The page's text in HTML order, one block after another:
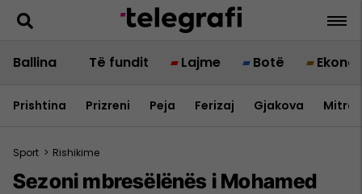
Ballina Të fundit Lajme Botë
Prishtina Prizreni Peja Ferizaj Gjakova
Sport > Rishikime
Sezoni mbresëlënës i Mohamed